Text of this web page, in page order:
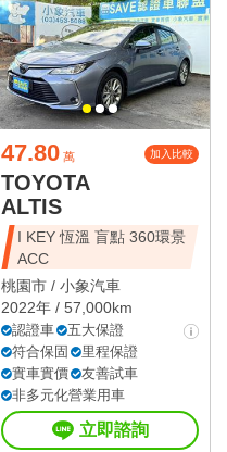
47.80 萬 加入比較
TOYOTA
ALTIS
I KEY 恆溫 盲點 360環景
ACC
桃園市 / 小象汽車
2022年 / 57,000km
認證車
五大保證
符合保固
里程保證
實車實價
友善試車
非多元化營業用車
立即諮詢